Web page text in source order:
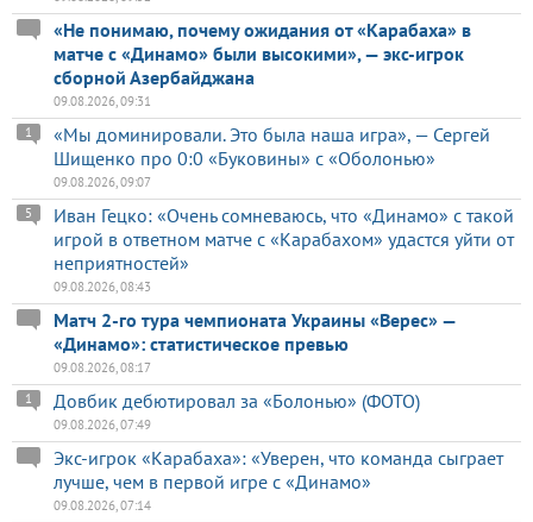
«Не понимаю, почему ожидания от «Карабаха» в
матче с «Динамо» были высокими», — экс-игрок
сборной Азербайджана
09.08.2026, 09:31
«Мы доминировали. Это была наша игра», — Сергей
Шищенко про 0:0 «Буковины» с «Оболонью»
1
09.08.2026, 09:07
Иван Гецко: «Очень сомневаюсь, что «Динамо» с такой
игрой в ответном матче с «Карабахом» удастся уйти от
неприятностей»
5
09.08.2026, 08:43
Матч 2-го тура чемпионата Украины «Верес» —
«Динамо»: статистическое превью
09.08.2026, 08:17
Довбик дебютировал за «Болонью» (ФОТО)
1
09.08.2026, 07:49
Экс-игрок «Карабаха»: «Уверен, что команда сыграет
лучше, чем в первой игре с «Динамо»
09.08.2026, 07:14